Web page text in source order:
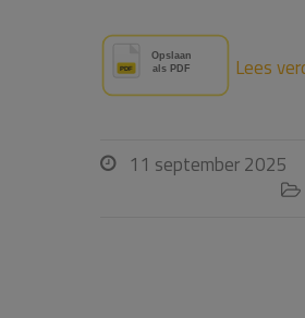
Lees
 11 september 2025
